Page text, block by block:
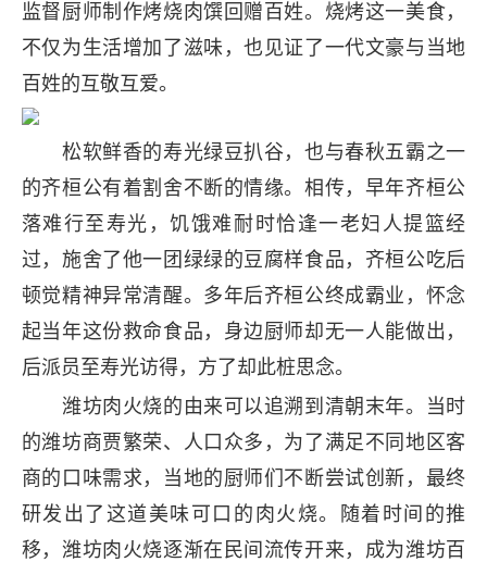
监督厨师制作烤烧肉馔回赠百姓。烧烤这一美食，
不仅为生活增加了滋味，也见证了一代文豪与当地
百姓的互敬互爱。
松软鲜香的寿光绿豆扒谷，也与春秋五霸之一
的齐桓公有着割舍不断的情缘。相传，早年齐桓公
落难行至寿光，饥饿难耐时恰逢一老妇人提篮经
过，施舍了他一团绿绿的豆腐样食品，齐桓公吃后
顿觉精神异常清醒。多年后齐桓公终成霸业，怀念
起当年这份救命食品，身边厨师却无一人能做出，
后派员至寿光访得，方了却此桩思念。
潍坊肉火烧的由来可以追溯到清朝末年。当时
的潍坊商贾繁荣、人口众多，为了满足不同地区客
商的口味需求，当地的厨师们不断尝试创新，最终
研发出了这道美味可口的肉火烧。随着时间的推
移，潍坊肉火烧逐渐在民间流传开来，成为潍坊百